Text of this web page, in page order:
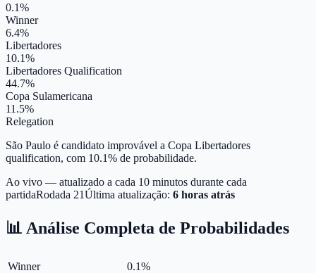
0.1%
Winner
6.4%
Libertadores
10.1%
Libertadores Qualification
44.7%
Copa Sulamericana
11.5%
Relegation
São Paulo é candidato improvável a Copa Libertadores
qualification, com 10.1% de probabilidade.
Ao vivo — atualizado a cada 10 minutos durante cada
partidaRodada 21Última atualização: 6 horas atrás
📊 Análise Completa de Probabilidades
Winner 0.1%